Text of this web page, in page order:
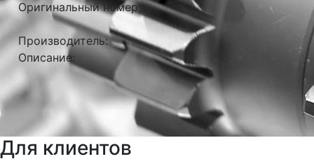
Оригинальный номер:
Производитель:
Описание:
Для клиентов